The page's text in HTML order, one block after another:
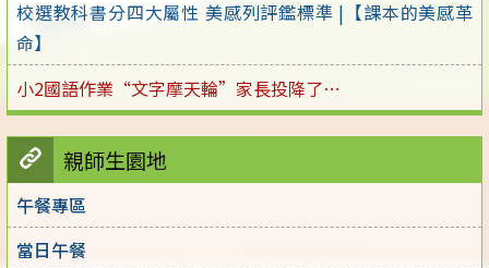
校選教科書分四大屬性 美感列評鑑標準 |【課本的美感革
命】
小2國語作業“文字摩天輪”家長投降了…
親師生園地
午餐專區
當日午餐